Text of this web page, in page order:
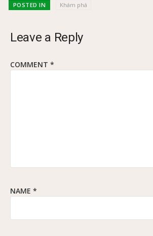
POSTED IN Khám phá
Leave a Reply
COMMENT *
NAME *